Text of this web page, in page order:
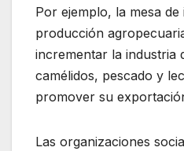
Por ejemplo, la mesa
producción
incrementar la industria
camélidos, pescado y
promover su
Las organizaciones